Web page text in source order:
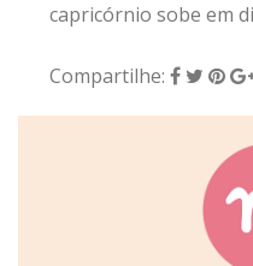
capricórnio sobe em
Compartilhe: